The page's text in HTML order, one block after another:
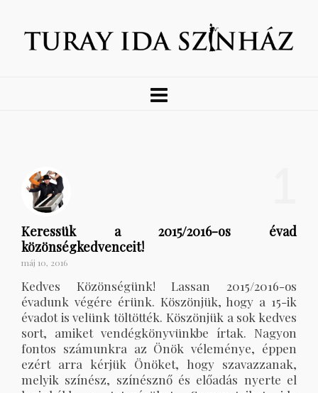
Keressük a 2015/2016-os évad
közönségkedvenceit!
máj 10, 2016
Kedves Közönségünk! Lassan 2015/2016-os
évadunk végére érünk. Köszönjük, hogy a 15-ik
évadot is velünk töltötték. Köszönjük a sok kedves
sort, amiket vendégkönyvünkbe írtak. Nagyon
fontos számunkra az Önök véleménye, éppen
ezért arra kérjük Önöket, hogy szavazzanak,
melyik színész, színésznő és előadás nyerte el